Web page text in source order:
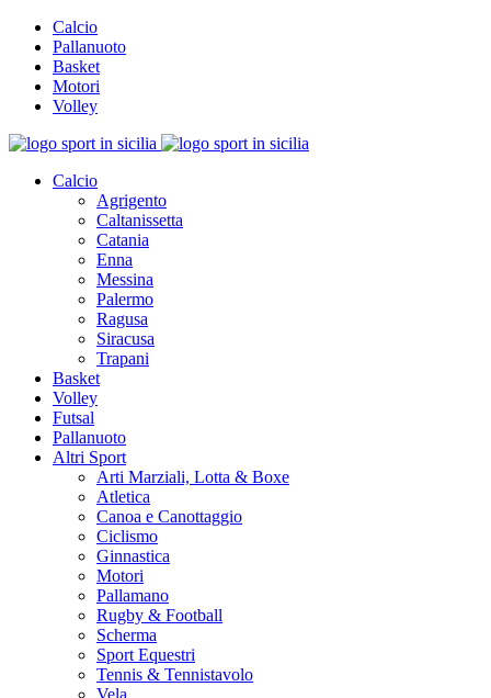
Calcio
Pallanuoto
Basket
Motori
Volley
Calcio
Agrigento
Caltanissetta
Catania
Enna
Messina
Palermo
Ragusa
Siracusa
Trapani
Basket
Volley
Futsal
Pallanuoto
Altri Sport
Arti Marziali, Lotta & Boxe
Atletica
Canoa e Canottaggio
Ciclismo
Ginnastica
Motori
Pallamano
Rugby & Football
Scherma
Sport Equestri
Tennis & Tennistavolo
Vela